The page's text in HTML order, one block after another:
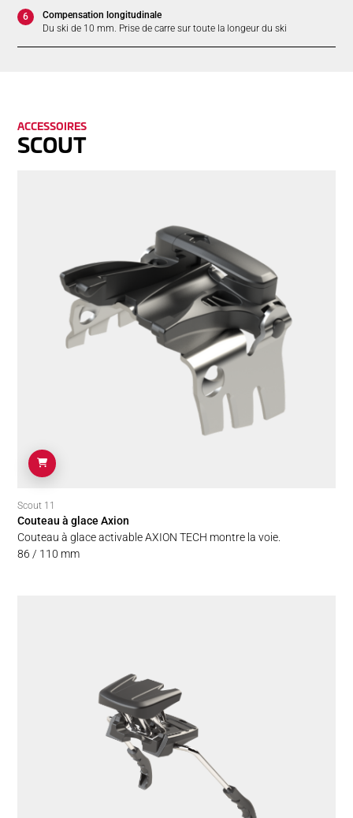
6
Compensation longitudinale
Du ski de 10 mm. Prise de carre sur toute la longeur du ski
AC­CES­SOI­RES
SCOUT
Scout 11
Couteau à glace Axion
Couteau à glace activable AXION TECH montre la voie.
86 / 110 mm